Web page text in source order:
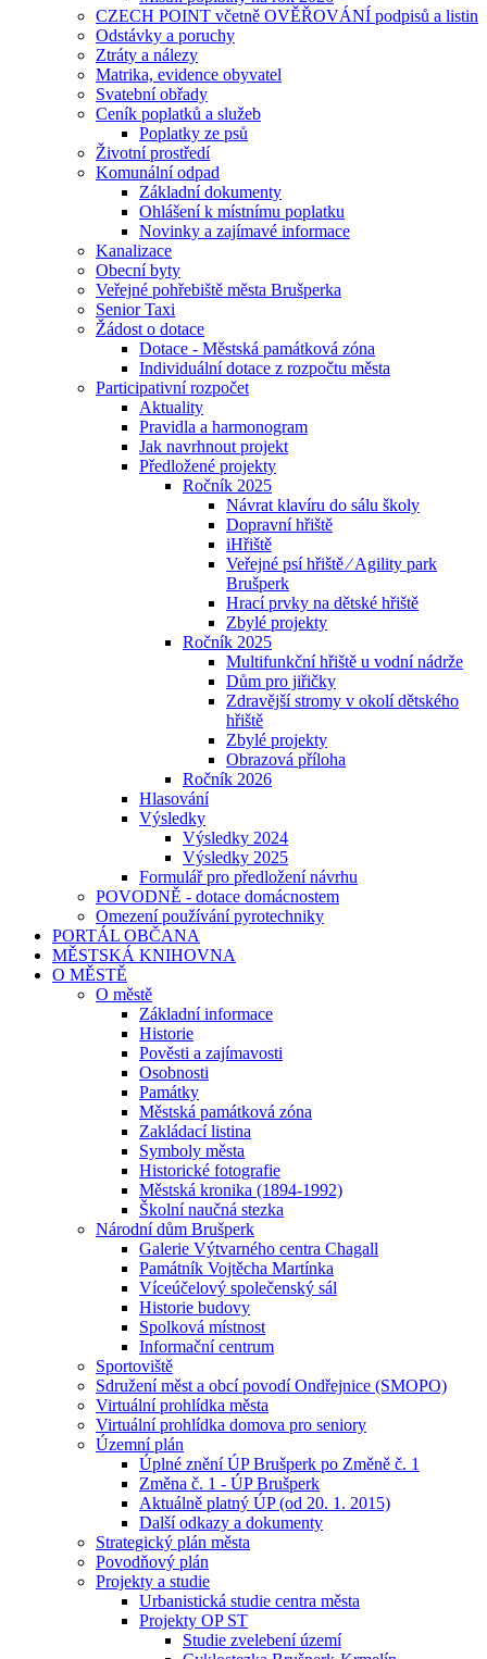
CZECH POINT včetně OVĚŘOVÁNÍ podpisů a listin
Odstávky a poruchy
Ztráty a nálezy
Matrika, evidence obyvatel
Svatební obřady
Ceník poplatků a služeb
Poplatky ze psů
Životní prostředí
Komunální odpad
Základní dokumenty
Ohlášení k místnímu poplatku
Novinky a zajímavé informace
Kanalizace
Obecní byty
Veřejné pohřebiště města Brušperka
Senior Taxi
Žádost o dotace
Dotace - Městská památková zóna
Individuální dotace z rozpočtu města
Participativní rozpočet
Aktuality
Pravidla a harmonogram
Jak navrhnout projekt
Předložené projekty
Ročník 2025
Návrat klavíru do sálu školy
Dopravní hřiště
iHřiště
Veřejné psí hřiště ⁄ Agility park
Brušperk
Hrací prvky na dětské hřiště
Zbylé projekty
Ročník 2025
Multifunkční hřiště u vodní nádrže
Dům pro jiřičky
Zdravější stromy v okolí dětského
hřiště
Zbylé projekty
Obrazová příloha
Ročník 2026
Hlasování
Výsledky
Výsledky 2024
Výsledky 2025
Formulář pro předložení návrhu
POVODNĚ - dotace domácnostem
Omezení používání pyrotechniky
PORTÁL OBČANA
MĚSTSKÁ KNIHOVNA
O MĚSTĚ
O městě
Základní informace
Historie
Pověsti a zajímavosti
Osobnosti
Památky
Městská památková zóna
Zakládací listina
Symboly města
Historické fotografie
Městská kronika (1894-1992)
Školní naučná stezka
Národní dům Brušperk
Galerie Výtvarného centra Chagall
Památník Vojtěcha Martínka
Víceúčelový společenský sál
Historie budovy
Spolková místnost
Informační centrum
Sportoviště
Sdružení měst a obcí povodí Ondřejnice (SMOPO)
Virtuální prohlídka města
Virtuální prohlídka domova pro seniory
Územní plán
Úplné znění ÚP Brušperk po Změně č. 1
Změna č. 1 - ÚP Brušperk
Aktuálně platný ÚP (od 20. 1. 2015)
Další odkazy a dokumenty
Strategický plán města
Povodňový plán
Projekty a studie
Urbanistická studie centra města
Projekty OP ST
Studie zvelebení území